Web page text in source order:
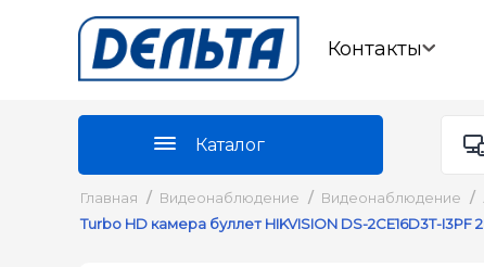
Контакты
Каталог
Главная / Видеонаблюдение / Видеонаблюдение /
Turbo HD камера буллет HIKVISION DS-2CE16D3T-I3PF